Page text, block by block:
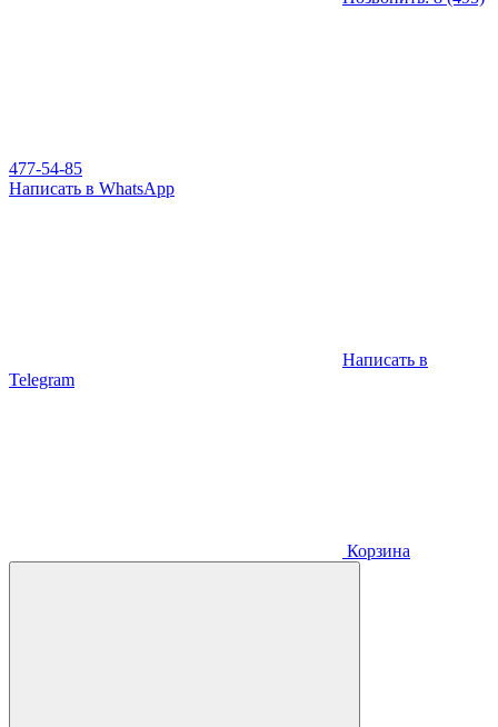
477-54-85
Написать в WhatsApp
Написать в
Telegram
Корзина